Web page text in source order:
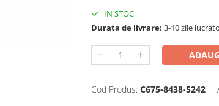
IN STOC
Durata de livrare: 3-10 zile
Cod Produs: C675-8438-5242